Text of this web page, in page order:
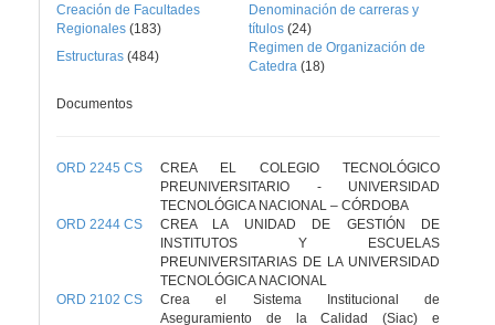
Creación de Facultades
Regionales (183)
Denominación de carreras y
títulos (24)
Estructuras (484)
Regimen de Organización de
Catedra (18)
Documentos
ORD 2245 CS
CREA EL COLEGIO TECNOLÓGICO
PREUNIVERSITARIO - UNIVERSIDAD
TECNOLÓGICA NACIONAL – CÓRDOBA
ORD 2244 CS
CREA LA UNIDAD DE GESTIÓN DE
INSTITUTOS Y ESCUELAS
PREUNIVERSITARIAS DE LA UNIVERSIDAD
TECNOLÓGICA NACIONAL
ORD 2102 CS
Crea el Sistema Institucional de
Aseguramiento de la Calidad (Siac) e